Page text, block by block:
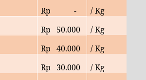
Rp -
/ Kg
Rp 50.000
/ Kg
Rp 40.000
/ Kg
Rp 30.000
/ Kg